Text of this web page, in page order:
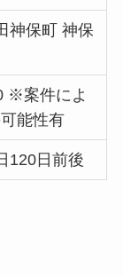
神保町 神保
※案件によ
能性有
120日前後